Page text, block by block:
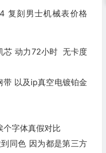
复刻男士机械表价格
芯 动力72小时 无卡度
带 以及ip真空电镀铂金
个字体真假对比
同色 因为都是第三方